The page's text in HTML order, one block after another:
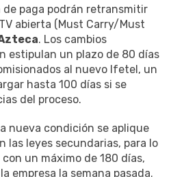
de paga podrán retransmitir
abierta (Must Carry/Must
. Los cambios
estipulan un plazo de 80 días
al nuevo Ifetel, un
hasta 100 días si se
del proceso.
nueva condición se aplique
las leyes secundarias, para lo
un máximo de 180 días,
empresa la semana pasada.